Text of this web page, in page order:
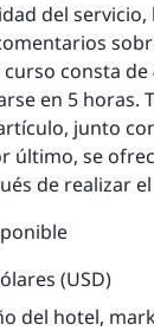
del servicio,
curso consta
en 5 horas.
junto
último, se
de realizar
(USD)
del hotel,